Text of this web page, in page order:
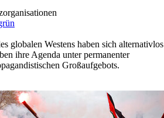
globalen Westens haben sich alternativlos
ihre Agenda unter permanenter
Großaufgebots.